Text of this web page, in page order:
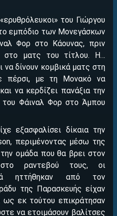
του Γιώργου
εμπόδιο των Μονεγάσκων
Φορ στο Κάουνας, πριν
ματς του τίτλου. Η…
δίνουν κομβικά ματς στη
πέρσι, με τη Μονακό να
να κερδίζει πανάξια την
του Φάιναλ Φορ στο Άμπου
εξασφαλίσει δίκαια την
περιμένοντας μέσω της
ομάδα που θα βρει στον
ραντεβού τους, οι
ηττήθηκαν από τον
της Παρασκευής είχαν
ως εκ τούτου επικράτησαν
να ετοιμάσουν βαλίτσες